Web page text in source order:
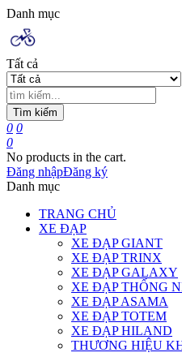
Danh mục
Tất cả
Tìm kiếm
0 0
0
No products in the cart.
Đăng nhậpĐăng ký
Danh mục
TRANG CHỦ
XE ĐẠP
XE ĐẠP GIANT
XE ĐẠP TRINX
XE ĐẠP GALAXY
XE ĐẠP THỐNG
XE ĐẠP ASAMA
XE ĐẠP TOTEM
XE ĐẠP HILAND
THƯƠNG HIỆU